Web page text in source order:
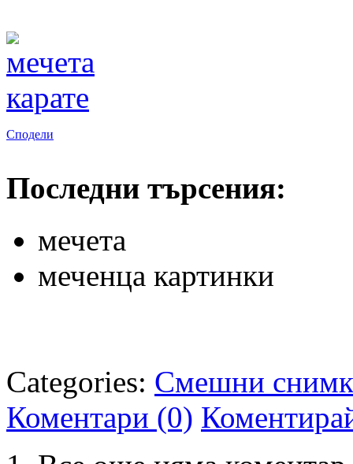
Сподели
Последни търсения:
мечета
меченца картинки
Categories: Смешни
Коментари (0)